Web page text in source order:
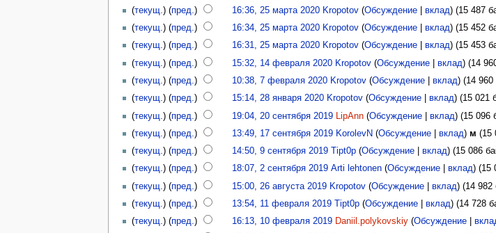
(текущ.) (пред.) 16:36, 25 марта 2020 Kropotov(Обсуждение| вклад) (15 487
(текущ.) (пред.) 16:34, 25 марта 2020 Kropotov(Обсуждение| вклад) (15 452
(текущ.) (пред.) 16:31, 25 марта 2020 Kropotov(Обсуждение| вклад) (15 453
(текущ. ) (пред. ) 15:32, 14 февраля 2020 Kropotov(Обсуждение| вклад) (14
(текущ.) (пред.) 10:38, 7 февраля 2020 Kropotov(Обсуждение| вклад) (14 960
(текущ.) (пред.) 15:14, 28 января 2020 Kropotov(Обсуждение| вклад) (15 021
(текущ. ) (пред. ) 19:04, 20 сентября 2019 LipAnn(Обсуждение| вклад) (15 096
(текущ. ) (пред. ) 13:49, 17 сентября 2019 KorolevN (Обсуждение| вклад) м (15
(текущ.) (пред.) 14:50, 9 сентября 2019 Tipt0p(Обсуждение| вклад) (15 086
(текущ.) (пред.) 18:07, 2 сентября 2019 Arti lehtonen(Обсуждение| вклад) (15
(текущ. ) (пред. ) 15:00, 26 августа 2019 Kropotov(Обсуждение| вклад) (14 982
(текущ.) (пред.) 13:54, 11 февраля 2019 Tipt0p(Обсуждение| вклад) (14 728
(текущ.) (пред.) 16:13, 10 февраля 2019 Daniil.polykovskiy(Обсуждение|